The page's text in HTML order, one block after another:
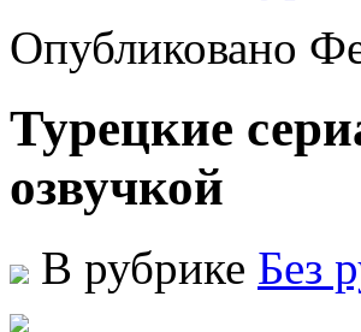
Опубликовано
Турецкие
озвучкой
В рубрике Без